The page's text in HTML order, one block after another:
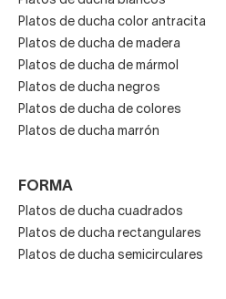
Otros tonos naturales
Esta gama permite integrar el
Platos de ducha color antracita
Platos de ducha de madera
Platos de ducha de mármol
Platos de ducha negros
Platos de ducha de colores
Platos de ducha marrón
FORMA
Platos de ducha cuadrados
Platos de ducha rectangulares
Platos de ducha semicirculares